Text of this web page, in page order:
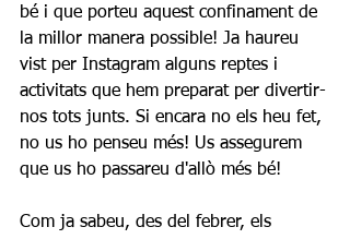
bé i que porteu aquest confinament de
la millor manera possible! Ja haureu
vist per Instagram alguns reptes i
activitats que hem preparat per divertir-
nos tots junts. Si encara no els heu fet,
no us ho penseu més! Us assegurem
que us ho passareu d'allò més bé!
Com ja sabeu, des del febrer, els